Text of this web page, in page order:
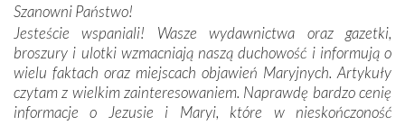
Podążyliśmy też śladami fatimskich wizjonerów – Łucji
dos Santos oraz świętych Hiacynty i Franciszka Marto.
Modliliśmy się przy ich grobach. Odprawiliśmy Drogę
Krzyżową w ich rodzinnych stronach, odwiedziliśmy
domy, w których żyli.
Szanowni Państwo!
Jesteście wspaniali! Wasze wydawnictwa oraz gazetki,
broszury i ulotki wzmacniają naszą duchowość i informują o
wielu faktach oraz miejscach objawień Maryjnych. Artykuły
czytam z wielkim zainteresowaniem. Naprawdę bardzo cenię
informacje o Jezusie i Maryi, które w nieskończoność